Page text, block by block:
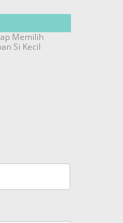
Memilih
Si Kecil